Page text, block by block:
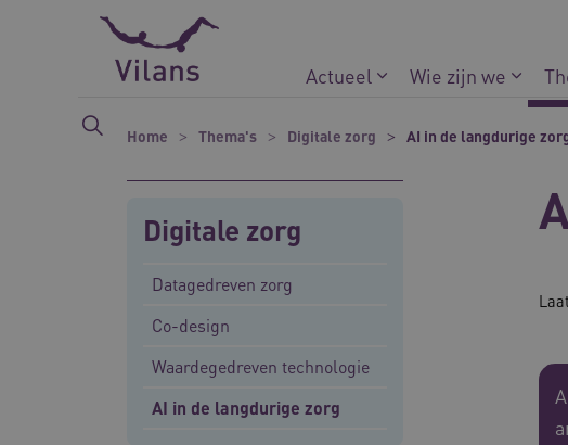
Naar hoofdinhoud
Naar footer
Actueel Wie zijn we
Home Thema's Digitale zorg AI in de langdurige
Digitale zorg
Datagedreven zorg
Co-design
Waardegedreven technologie
AI in de langdurige zorg